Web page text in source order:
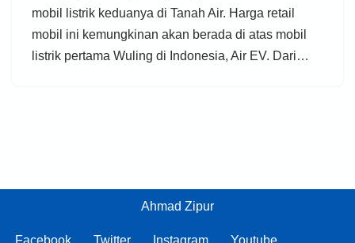
mobil listrik keduanya di Tanah Air. Harga retail
mobil ini kemungkinan akan berada di atas mobil
listrik pertama Wuling di Indonesia, Air EV. Dari…
Ahmad Zipur